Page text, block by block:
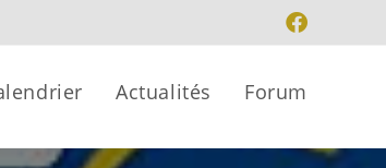
Actualités Forum